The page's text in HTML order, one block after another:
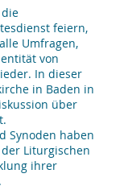
feiern,
Umfragen,
von
In dieser
in Baden in
über
Synoden haben
Liturgischen
ihrer